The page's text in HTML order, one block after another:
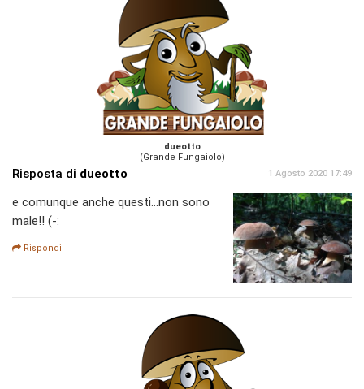
dueotto
(Grande Fungaiolo)
Risposta di dueotto 1 Agosto 2020 17:49
e comunque anche questi...non sono
male!! (-:
Rispondi